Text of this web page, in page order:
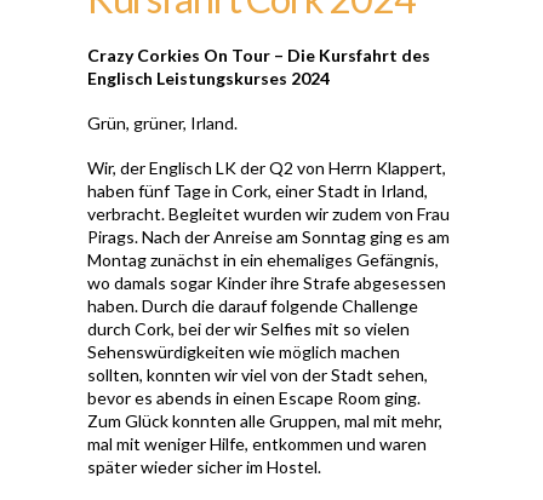
Crazy Corkies On Tour – Die Kursfahrt des
Englisch Leistungskurses 2024
Grün, grüner, Irland.
Wir, der Englisch LK der Q2 von Herrn Klappert,
haben fünf Tage in Cork, einer Stadt in Irland,
verbracht. Begleitet wurden wir zudem von Frau
Pirags. Nach der Anreise am Sonntag ging es am
Montag zunächst in ein ehemaliges Gefängnis,
wo damals sogar Kinder ihre Strafe abgesessen
haben. Durch die darauf folgende Challenge
durch Cork, bei der wir Selfies mit so vielen
Sehenswürdigkeiten wie möglich machen
sollten, konnten wir viel von der Stadt sehen,
bevor es abends in einen Escape Room ging.
Zum Glück konnten alle Gruppen, mal mit mehr,
mal mit weniger Hilfe, entkommen und waren
später wieder sicher im Hostel.